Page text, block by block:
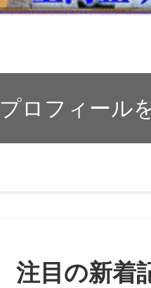
プロフィール
注目の新着